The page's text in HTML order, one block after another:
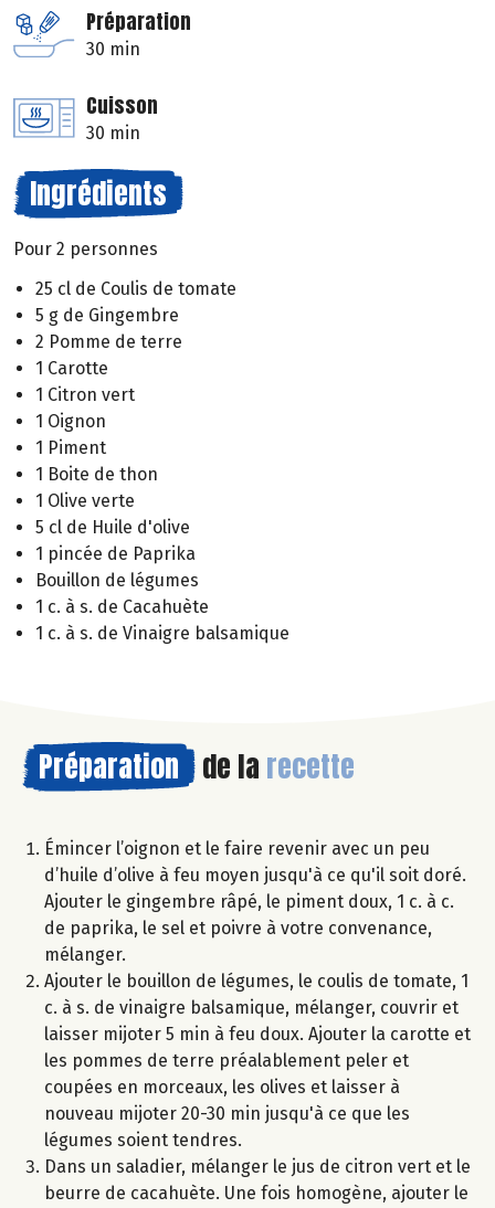
Préparation
30 min
Cuisson
30 min
Ingrédients
Pour 2 personnes
25 cl de Coulis de tomate
5 g de Gingembre
2 Pomme de terre
1 Carotte
1 Citron vert
1 Oignon
1 Piment
1 Boite de thon
1 Olive verte
5 cl de Huile d'olive
1 pincée de Paprika
Bouillon de légumes
1 c. à s. de Cacahuète
1 c. à s. de Vinaigre balsamique
Préparation de la recette
Émincer l’oignon et le faire revenir avec un peu
d’huile d’olive à feu moyen jusqu'à ce qu'il soit doré.
Ajouter le gingembre râpé, le piment doux, 1 c. à c.
de paprika, le sel et poivre à votre convenance,
mélanger.
Ajouter le bouillon de légumes, le coulis de tomate, 1
c. à s. de vinaigre balsamique, mélanger, couvrir et
laisser mijoter 5 min à feu doux. Ajouter la carotte et
les pommes de terre préalablement peler et
coupées en morceaux, les olives et laisser à
nouveau mijoter 20-30 min jusqu'à ce que les
légumes soient tendres.
Dans un saladier, mélanger le jus de citron vert et le
beurre de cacahuète. Une fois homogène, ajouter le